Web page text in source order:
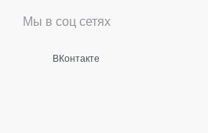
Мы в соц сетях
ВКонтакте